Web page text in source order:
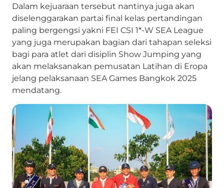
Dalam kejuaraan tersebut nantinya juga akan
diselenggarakan partai final kelas pertandingan
paling bergengsi yakni FEI CSI 1*-W SEA League
yang juga merupakan bagian dari tahapan seleksi
bagi para atlet dari disiplin Show Jumping yang
akan melaksanakan pemusatan Latihan di Eropa
jelang pelaksanaan SEA Games Bangkok 2025
mendatang.